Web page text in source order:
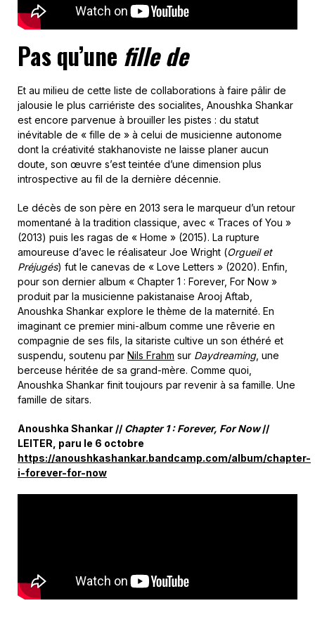
Pas qu’une fille de
Et au milieu de cette liste de collaborations à faire pâlir de
jalousie le plus carriériste des socialites, Anoushka Shankar
est encore parvenue à brouiller les pistes : du statut
inévitable de « fille de » à celui de musicienne autonome
dont la créativité stakhanoviste ne laisse planer aucun
doute, son œuvre s’est teintée d’une dimension plus
introspective au fil de la dernière décennie.
Le décès de son père en 2013 sera le marqueur d’un retour
momentané à la tradition classique, avec « Traces of You »
(2013) puis les ragas de « Home » (2015). La rupture
amoureuse d’avec le réalisateur Joe Wright (Orgueil et
Préjugés) fut le canevas de « Love Letters » (2020). Enfin,
pour son dernier album « Chapter 1 : Forever, For Now »
produit par la musicienne pakistanaise Arooj Aftab,
Anoushka Shankar explore le thème de la maternité. En
imaginant ce premier mini-album comme une rêverie en
compagnie de ses fils, la sitariste cultive un son éthéré et
suspendu, soutenu par Nils Frahm sur Daydreaming, une
berceuse héritée de sa grand-mère. Comme quoi,
Anoushka Shankar finit toujours par revenir à sa famille. Une
famille de sitars.
Anoushka Shankar // Chapter 1 : Forever, For Now//
LEITER, paru le 6 octobre
https://anoushkashankar.bandcamp.com/album/chapter-
i-forever-for-now